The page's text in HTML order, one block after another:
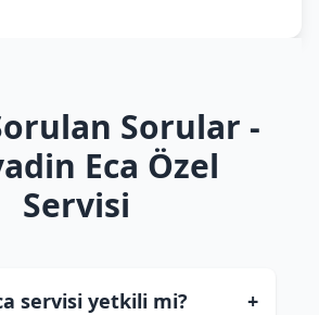
Sorular -
Eca Özel
Servisi
servisi yetkili mi? +